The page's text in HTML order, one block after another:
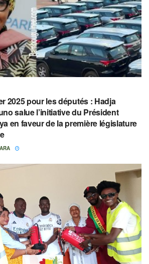
2025 pour les députés : Hadja
salue l’initiative du Président
en faveur de la première législature